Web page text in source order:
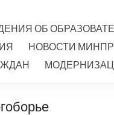
4 ОБ
НОВОСТИ